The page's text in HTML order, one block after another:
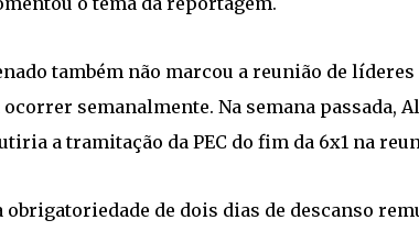
também não marcou a reunião de
semanalmente. Na semana passada,
a tramitação da PEC do fim da 6x1 na
de dois dias de descanso